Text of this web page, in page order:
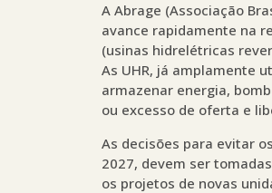
A Abrage (Associação
avance rapidamente na
(usinas hidrelétricas
As UHR, já amplamente
armazenar energia,
ou excesso de oferta e
As decisões para evitar
2027, devem ser
os projetos de novas